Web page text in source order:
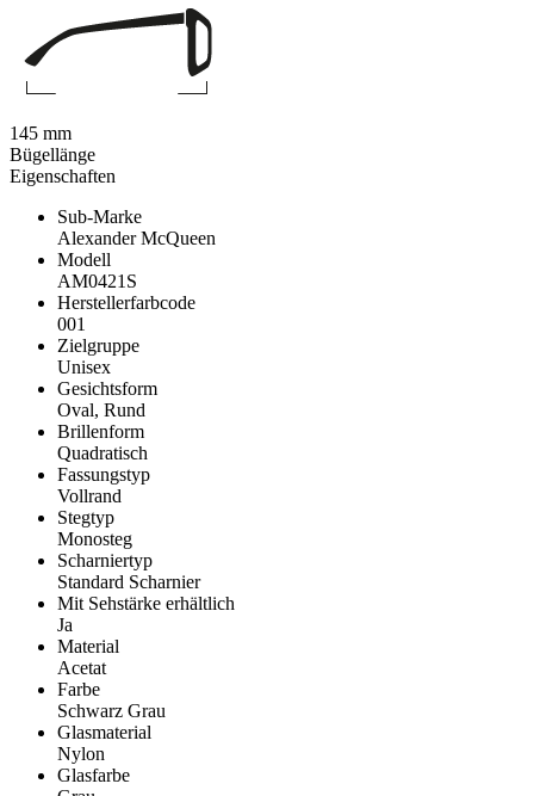
Eigenschaften
Sub-Marke
Alexander McQueen
Modell
AM0421S
Herstellerfarbcode
001
Zielgruppe
Unisex
Gesichtsform
Oval, Rund
Brillenform
Quadratisch
Fassungstyp
Vollrand
Stegtyp
Monosteg
Scharniertyp
Standard Scharnier
Mit Sehstärke erhältlich
Ja
Material
Acetat
Farbe
Schwarz Grau
Glasmaterial
Nylon
Glasfarbe
145 mm
Bügellänge